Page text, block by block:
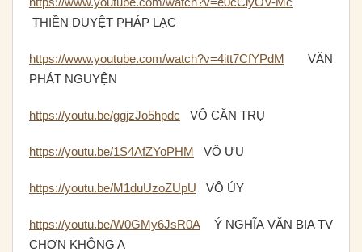
THIỀN DUYỆT PHÁP LẠC
https://www.youtube.com/watch?v=4itt7CfYPdM VĂN
PHÁT NGUYỆN
https://youtu.be/ggjzJo5hpdc VÔ CĂN TRỤ
https://youtu.be/1S4AfZYoPHM VÔ ƯU
https://youtu.be/M1duUzoZUpU VÔ ÚY
https://youtu.be/W0GMy6JsR0A Ý NGHĨA VĂN BIA TV
CHƠN KHÔNG A